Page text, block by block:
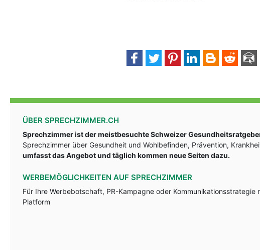
ÜBER SPRECHZIMMER.CH
Sprechzimmer ist der meistbesuchte Schweizer
Sprechzimmer über Gesundheit und Wohlbefinden, Prävention,
umfasst das Angebot und täglich kommen neue Seiten dazu.
WERBEMÖGLICHKEITEN AUF SPRECHZIMMER
Für Ihre Werbebotschaft, PR-Kampagne oder
Platform